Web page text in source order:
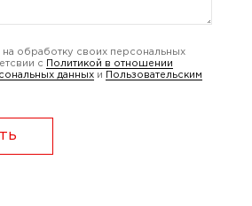
на обработку своих персональных
с
Политикой в отношении
данных и
Пользовательским